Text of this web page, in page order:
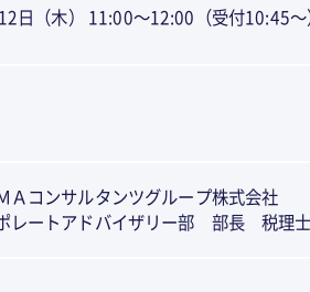
日（木） 11:00～12:00（受付10:45～
Ａコンサルタンツグループ株式会社
レートアドバイザリー部 部長 税理